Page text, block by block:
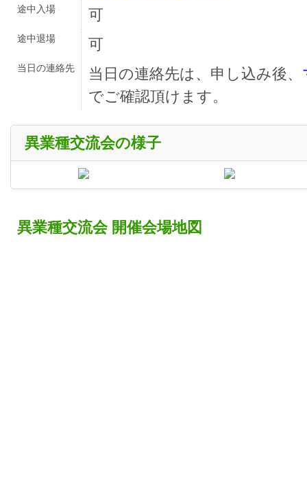
途中入場
可
途中退場 可
当日の連絡先 当日の連絡先は、申し込み後、
でご確認頂けます。
異業種交流会の様子
異業種交流会 開催会場地図